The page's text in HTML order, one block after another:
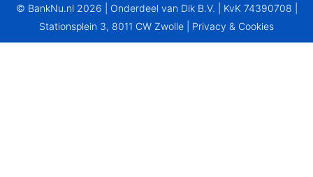
© BankNu.nl 2026 | Onderdeel van Dik B.V. | KvK 74390708 |
Stationsplein 3, 8011 CW Zwolle | Privacy & Cookies